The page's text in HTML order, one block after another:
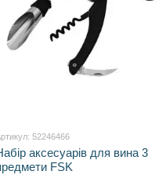
52246466
аксесуарів для вина 3
FSK